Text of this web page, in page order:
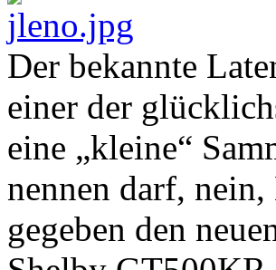
Der bekannte
einer der
eine „kleine“
nennen darf,
gegeben den